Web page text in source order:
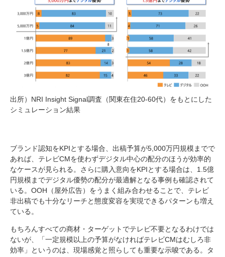
出所）NRI Insight Signal調査（関東在住20-60代）をもとにした
シミュレーション結果
ブランド認知をKPIとする場合、出稿予算が5,000万円規模までで
あれば、テレビCMを使わずデジタル中心の配分のほうが効率的
なケースが見られる。さらに購入意向をKPIとする場合は、1.5億
円規模までデジタル優勢の配分が最適解となる事例も確認されて
いる。OOH（屋外広告）をうまく組み合わせることで、テレビ
非出稿でも十分なリーチと態度変容を実現できるパターンも増え
ている。
もちろんすべての商材・ターゲットでテレビ不要となるわけでは
ないが、「一定規模以上の予算がなければテレビCMはむしろ非
効率」というのは、現場感覚と照らしても重要な示唆である。タ